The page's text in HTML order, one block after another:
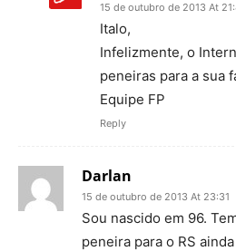
15 de outubro de 2013 At
Italo,
Infelizmente, o
peneiras para a sua
Equipe FP
Reply
Darlan
15 de outubro de 2013 At 23:31
Sou nascido em 96.
peneira para o RS